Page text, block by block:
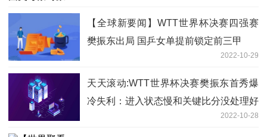
【全球新要闻】WTT世界杯决赛四强赛
樊振东出局 国乒女单提前锁定前三甲
2022-10-29
天天滚动:WTT世界杯决赛樊振东首秀爆
冷失利：进入状态慢和关键比分没处理好
2022-10-28